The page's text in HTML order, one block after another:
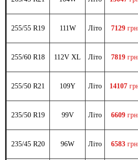
255/55 R19 111W Літо 7129 грн
255/60 R18 112V XL Літо 7819 грн
255/50 R21 109Y Літо 14107
235/50 R19 99V Літо 6609 грн
235/45 R20 96W Літо 6583 грн